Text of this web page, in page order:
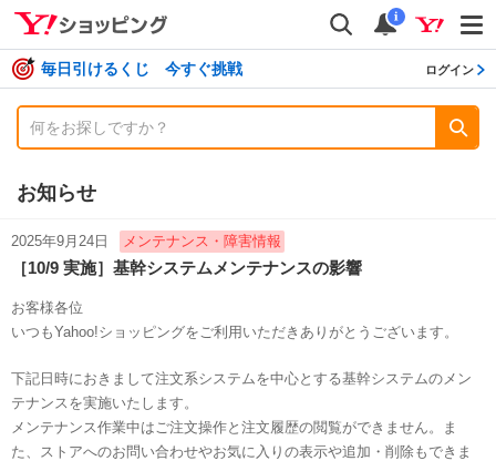
検索
通知
i
毎日引けるくじ 今すぐ挑戦 ログイン
お知らせ
2025年9月24日 メンテナンス・障害情報
［10/9 実施］基幹システムメンテナンスの影響
お客様各位
いつもYahoo!ショッピングをご利用いただきありがとうございます。
下記日時におきまして注文系システムを中心とする基幹システムのメン
テナンスを実施いたします。
メンテナンス作業中はご注文操作と注文履歴の閲覧ができません。ま
た、ストアへのお問い合わせやお気に入りの表示や追加・削除もできま